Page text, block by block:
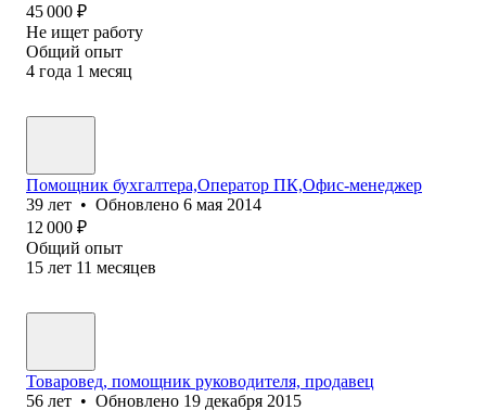
45 000 ₽
Не ищет работу
Общий опыт
4 года 1 месяц
Помощник бухгалтера,Оператор ПК,Офис-менеджер
39 лет • Обновлено 6 мая 2014
12 000 ₽
Общий опыт
15 лет 11 месяцев
Товаровед, помощник руководителя, продавец
56 лет • Обновлено 19 декабря 2015